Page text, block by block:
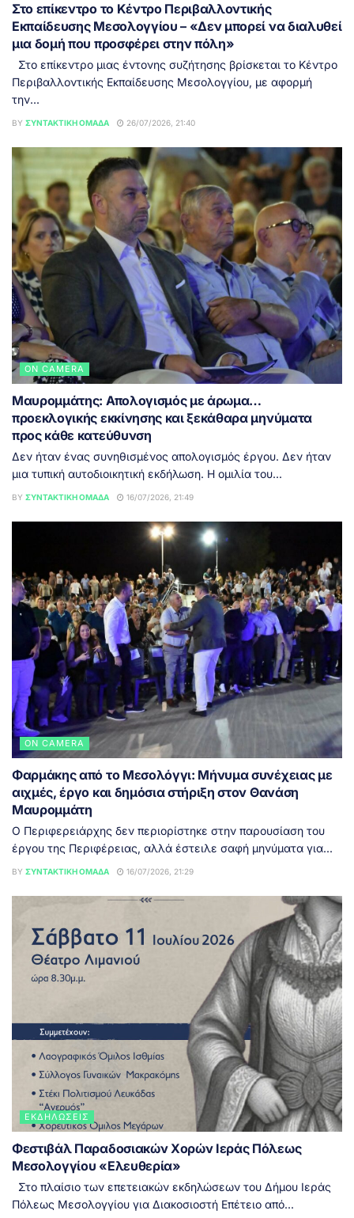
Στο επίκεντρο το Κέντρο Περιβαλλοντικής
Εκπαίδευσης Μεσολογγίου – «Δεν μπορεί να διαλυθεί
μια δομή που προσφέρει στην πόλη»
Στο επίκεντρο μιας έντονης συζήτησης βρίσκεται το Κέντρο
Περιβαλλοντικής Εκπαίδευσης Μεσολογγίου, με αφορμή
την...
BY ΣΥΝΤΑΚΤΙΚΉ ΟΜΆΔΑ 26/07/2026, 21:40
ON CAMERA
Μαυρομμάτης: Απολογισμός με άρωμα…
προεκλογικής εκκίνησης και ξεκάθαρα μηνύματα
προς κάθε κατεύθυνση
Δεν ήταν ένας συνηθισμένος απολογισμός έργου. Δεν ήταν
μια τυπική αυτοδιοικητική εκδήλωση. Η ομιλία του...
BY ΣΥΝΤΑΚΤΙΚΉ ΟΜΆΔΑ 16/07/2026, 21:49
ON CAMERA
Φαρμάκης από το Μεσολόγγι: Μήνυμα συνέχειας με
αιχμές, έργο και δημόσια στήριξη στον Θανάση
Μαυρομμάτη
Ο Περιφερειάρχης δεν περιορίστηκε στην παρουσίαση του
έργου της Περιφέρειας, αλλά έστειλε σαφή μηνύματα για...
BY ΣΥΝΤΑΚΤΙΚΉ ΟΜΆΔΑ 16/07/2026, 21:29
ΕΚΔΗΛΏΣΕΙΣ
Φεστιβάλ Παραδοσιακών Χορών Ιεράς Πόλεως
Μεσολογγίου «Ελευθερία»
Στο πλαίσιο των επετειακών εκδηλώσεων του Δήμου Ιεράς
Πόλεως Μεσολογγίου για Διακοσιοστή Επέτειο από...